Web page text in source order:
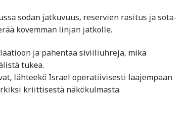
sodan jatkuvuus, reservien rasitus ja sota-
kovemman linjan jatkolle.
ja pahentaa siviiliuhreja, mikä
tukea.
lähteekö Israel operatiivisesti laajempaan
kriittisestä näkökulmasta.